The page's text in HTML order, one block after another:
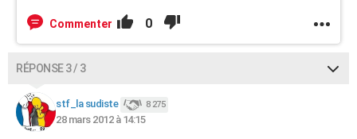
Commenter 0
RÉPONSE 3 / 3
stf_la sudiste 8 275
28 mars 2012 à 14:15